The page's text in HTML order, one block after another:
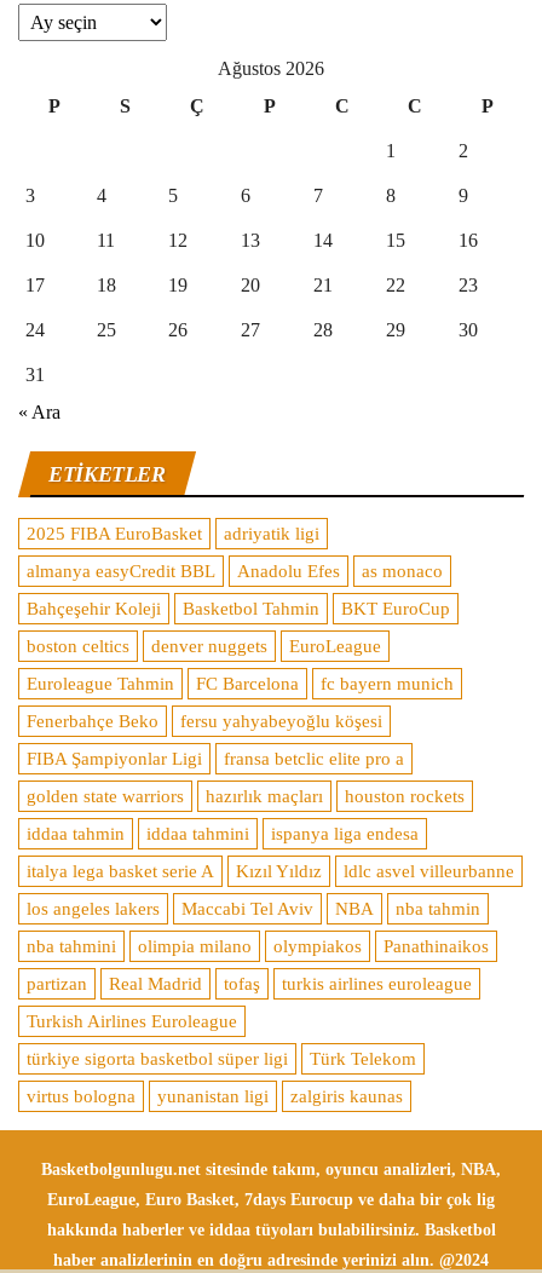
Arşivler
Ağustos 2026
P
S Ç P C C P
1 2
3 4 5 6 7 8 9
10 11 12 13 14 15 16
17 18 19 20 21 22 23
24 25 26 27 28 29 30
31
« Ara
ETIKETLER
2025 FIBA EuroBasket
adriyatik ligi
almanya easyCredit BBL
Anadolu Efes
as monaco
Bahçeşehir Koleji
Basketbol Tahmin
BKT EuroCup
boston celtics
denver nuggets
EuroLeague
Euroleague Tahmin
FC Barcelona
fc bayern munich
Fenerbahçe Beko
fersu yahyabeyoğlu köşesi
FIBA Şampiyonlar Ligi
fransa betclic elite pro a
golden state warriors
hazırlık maçları
houston rockets
iddaa tahmin
iddaa tahmini
ispanya liga endesa
italya lega basket serie A
Kızıl Yıldız
ldlc asvel villeurbanne
los angeles lakers
Maccabi Tel Aviv NBA
nba tahmin
nba tahmini
olimpia milano olympiakos
Panathinaikos
partizan
Real Madrid tofaş
turkis airlines euroleague
Turkish Airlines Euroleague
türkiye sigorta basketbol süper ligi
Türk Telekom
virtus bologna
yunanistan ligi zalgiris kaunas
Basketbolgunlugu.net sitesinde takım, oyuncu analizleri, NBA,
EuroLeague, Euro Basket, 7days Eurocup ve daha bir çok lig
hakkında haberler ve iddaa tüyoları bulabilirsiniz. Basketbol
haber analizlerinin en doğru adresinde yerinizi alın. @2024